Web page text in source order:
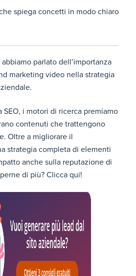
spiega concetti in modo chiaro
parlato dell’importanza
marketing video nella strategia
SEO, i motori di ricerca premiamo
contenuti che trattengono
Oltre a migliorare il
strategia completa di elementi
anche sulla reputazione di
di più? Clicca qui!